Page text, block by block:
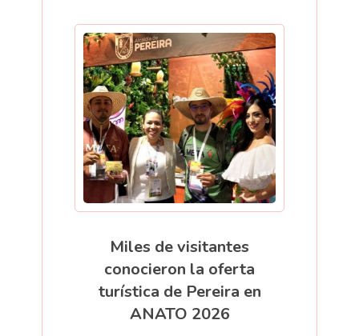
Miles de visitantes
conocieron la oferta
turística de Pereira en
ANATO 2026